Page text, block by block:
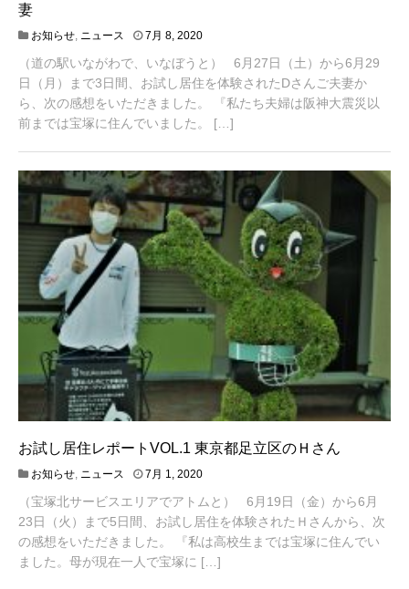
妻
お知らせ ニュース 7月 8, 20204
2
0
（道の駅いながわで、いなぼうと） 6月27日（土）から6月29
日（月）まで3日間、お試し居住を体験されたDさんご夫妻か
ら、次の感想をいただきました。 『私たち夫婦は阪神大震災以
前までは宝塚に住んでいました。 […]
お試し居住レポートVOL.1 東京都足立区のＨさん
お知らせ ニュース 7月 1, 20204
2
0
,
2
0
（宝塚北サービスエリアでアトムと） 6月19日（金）から6月
23日（火）まで5日間、お試し居住を体験されたＨさんから、次
の感想をいただきました。 『私は高校生までは宝塚に住んでい
ました。母が現在一人で宝塚に […]